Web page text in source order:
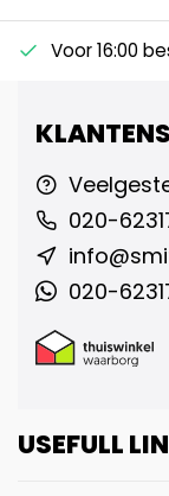
Voor 16:00
020-
020-
USEFULL